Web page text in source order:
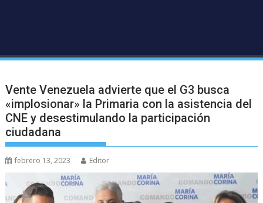
Vente Venezuela advierte que el G3 busca
«implosionar» la Primaria con la asistencia del
CNE y desestimulando la participación
ciudadana
febrero 13, 2023 Editor